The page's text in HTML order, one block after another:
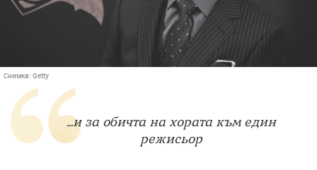
Снимка: Getty
...и за обичта на хората към един
режисьор